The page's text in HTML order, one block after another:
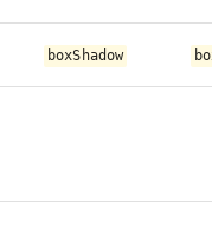
boxShadow